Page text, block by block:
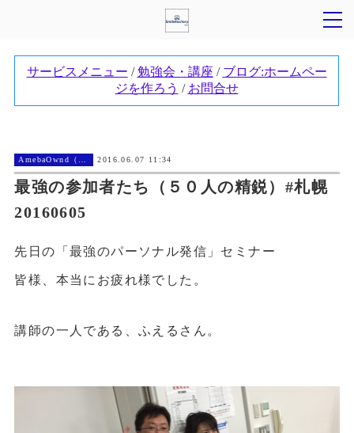
2016.06.07 11:34
最強の参加者たち（５０人の精鋭）#札幌
20160605
先日の「最強のパーソナル発信」セミナー
皆様、本当にお疲れ様でした。
講師の一人である、ふえるさん。